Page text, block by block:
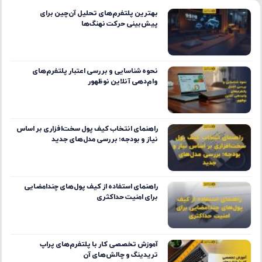
بهترین پلتفرم‌های تحلیل آن‌چین برای
پیش‌بینی حرکت نهنگ‌ها
نحوه شناسایی و بررسی اعتبار پلتفرم‌های
وام‌دهی آنلاین نوظهور
راهنمای انتخاب کیف پول سخت‌افزاری بر اساس
نیاز و بودجه؛ بررسی مدل‌های جدید
راهنمای استفاده از کیف پول‌های چندامضایی
برای امنیت حداکثری
آموزش تخصصی کار با پلتفرم‌های پراپ
تریدینگ و چالش‌های آن